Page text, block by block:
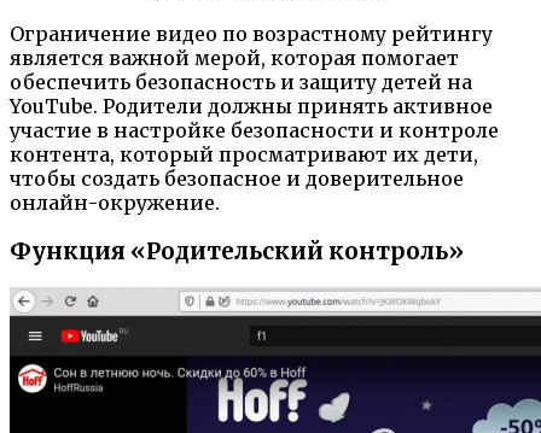
Ограничение видео по возрастному рейтингу
является важной мерой, которая помогает
обеспечить безопасность и защиту детей на
YouTube. Родители должны принять активное
участие в настройке безопасности и контроле
контента, который просматривают их дети,
чтобы создать безопасное и доверительное
онлайн-окружение.
Функция «Родительский контроль»